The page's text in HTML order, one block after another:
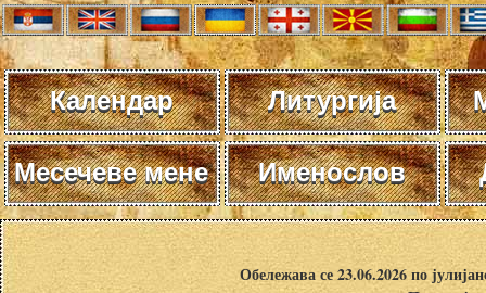
Календар Литургија
Месечеве мене Именослов
Обележава се 23.06.2026 по